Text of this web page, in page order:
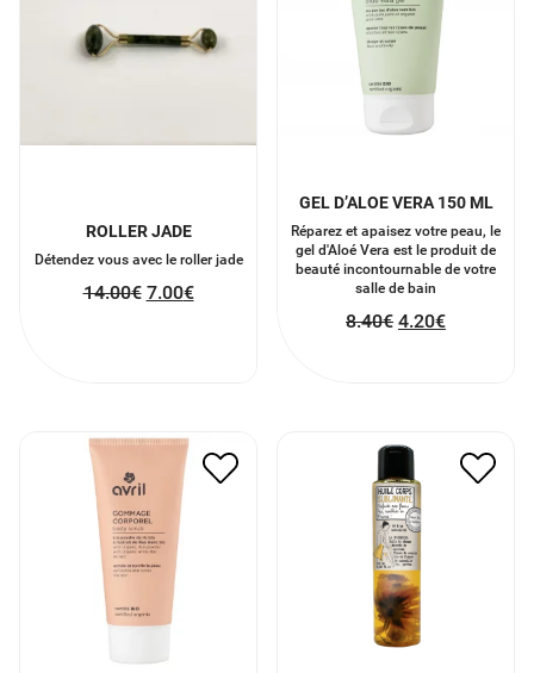
ROLLER JADE
Détendez vous avec le roller jade
14.00€ 7.00€
GEL D’ALOE VERA 150 ML
Réparez et apaisez votre peau, le
gel d'Aloé Vera est le produit de
beauté incontournable de votre
salle de bain
8.40€ 4.20€
8.00€ 4.00€
16.00€ 8.00